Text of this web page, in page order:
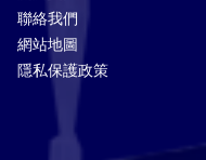
聯絡我們
網站地圖
隱私保護政策